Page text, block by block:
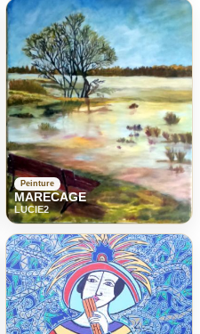
Peinture
MARECAGE
LUCIE2